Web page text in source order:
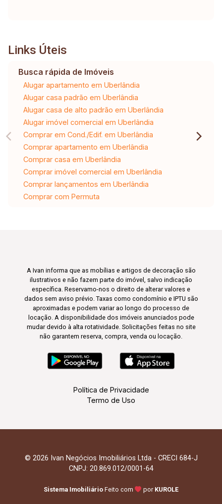
Links Úteis
Busca rápida de Imóveis
Alugar apartamento em Uberlândia
Alugar casa padrão em Uberlândia
Alugar casa de alto padrão em Uberlândia
Alugar imóvel comercial em Uberlândia
Comprar em Cond./Edif. em Uberlândia
Comprar apartamento em Uberlândia
Comprar casa em Uberlândia
Comprar imóvel comercial em Uberlândia
Comprar lançamentos em Uberlândia
Comprar com Permuta
A Ivan informa que as mobílias e artigos de decoração são
ilustrativos e não fazem parte do imóvel, salvo indicação
específica. Reservamo-nos o direito de alterar valores e
dados sem aviso prévio. Taxas como condomínio e IPTU são
aproximadas e podem variar ao longo do processo de
locação. A disponibilidade dos imóveis anunciados pode
mudar devido à alta rotatividade. Solicitações feitas no site
não garantem reserva, compra, venda ou locação.
Política de Privacidade
Termo de Uso
© 2026 Ivan Negócios Imobiliários Ltda - CRECI 684-J
CNPJ: 20.869.012/0001-64
Sistema Imobiliário Feito com por KUROLE